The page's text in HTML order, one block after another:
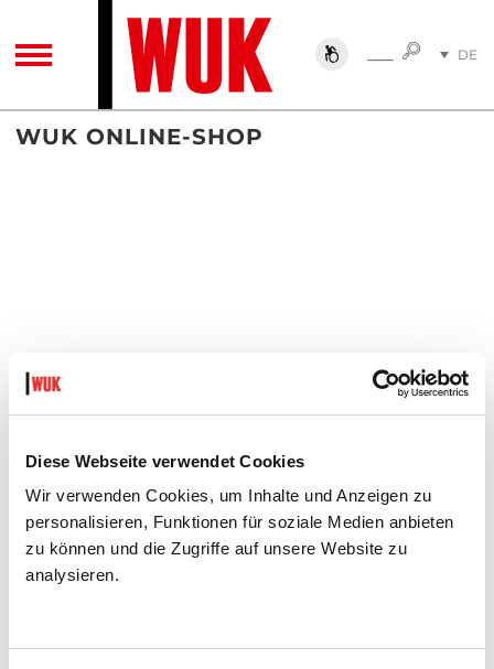
Diese Webseite verwendet Cookies
Wir verwenden Cookies, um Inhalte und Anzeigen zu
personalisieren, Funktionen für soziale Medien anbieten
zu können und die Zugriffe auf unsere Website zu
analysieren.
TOGGLE NAVIGATIONSUCHESUCHE
DE
WUK ONLINE-SHOP